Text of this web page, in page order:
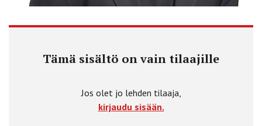
Tämä sisältö on vain tilaajille
Jos olet jo lehden tilaaja,
kirjaudu sisään.